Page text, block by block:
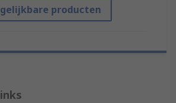
producten